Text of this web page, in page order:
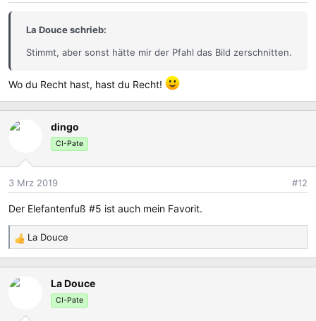
La Douce schrieb:
Stimmt, aber sonst hätte mir der Pfahl das Bild zerschnitten.
Wo du Recht hast, hast du Recht!
dingo
CI-Pate
3 Mrz 2019 #12
Der Elefantenfuß #5 ist auch mein Favorit.
R
e
a
k
La Douce
La Douce
CI-Pate